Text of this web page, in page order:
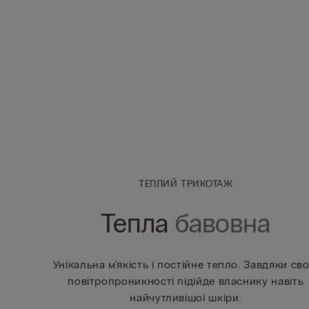
ТЕПЛИЙ ТРИКОТАЖ
Тепла бавовна
Унікальна м'якість і постійне тепло. Завдяки
повітропроникності підійде власнику навіть
найчутливішої шкіри.